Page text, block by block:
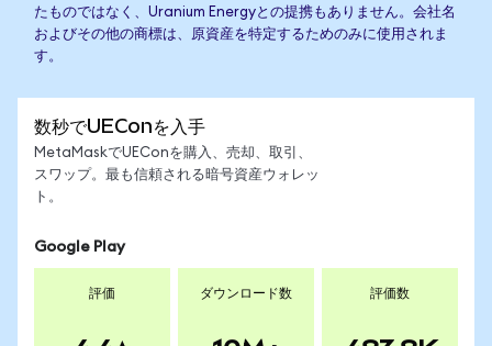
たものではなく、Uranium Energyとの提携もありません。会社名
およびその他の商標は、原資産を特定するためのみに使用されま
す。
数秒でUEConを入手
MetaMaskでUEConを購入、売却、取引、
スワップ。最も信頼される暗号資産ウォレッ
ト。
Google Play
評価 ダウンロード数 評価数